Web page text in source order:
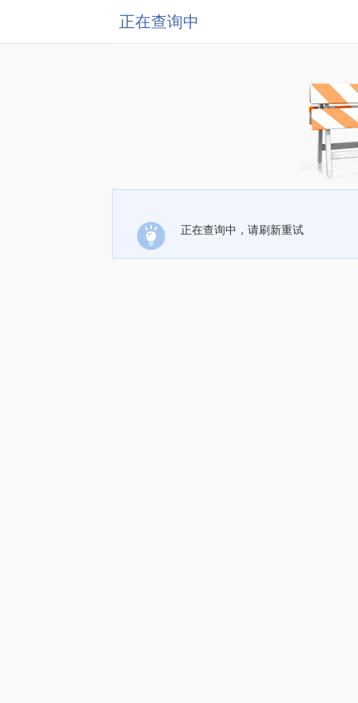
正在查询中
正在查询中，请刷新重试